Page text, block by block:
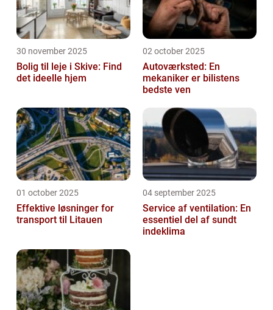
30 november 2025
Bolig til leje i Skive: Find
det ideelle hjem
02 october 2025
Autoværksted: En
mekaniker er bilistens
bedste ven
01 october 2025
Effektive løsninger for
transport til Litauen
04 september 2025
Service af ventilation: En
essentiel del af sundt
indeklima